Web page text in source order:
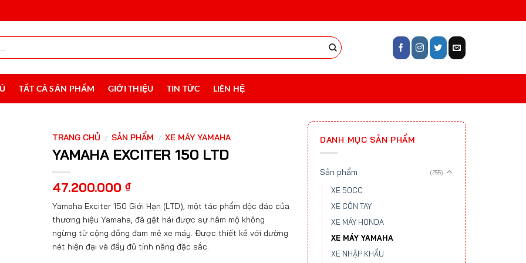
TẤT CẢ SẢN PHẨM GIỚI THIỆU TIN TỨC LIÊN HỆ
DANH MỤC SẢN PHẨM
Sản phẩm (255)
XE 50CC
XE CÔN TAY
XE MÁY HONDA
XE MÁY YAMAHA
XE NHẬP KHẨU
TRANG CHỦ / SẢN PHẨM / XE MÁY YAMAHA
YAMAHA EXCITER 150 LTD
47.200.000 ₫
Yamaha Exciter 150 Giới Hạn (LTD), một tác phẩm độc đáo của
thương hiệu Yamaha, đã gặt hái được sự hâm mộ không
ngừng từ cộng đồng đam mê xe máy. Được thiết kế với đường
nét hiện đại và đầy đủ tính năng đặc sắc.